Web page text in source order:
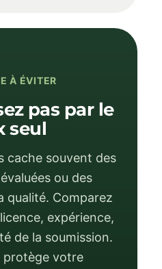
À ÉVITER
pas par le
seul
cache souvent des
ou des
qualité. Comparez
expérience,
de la soumission.
protège votre